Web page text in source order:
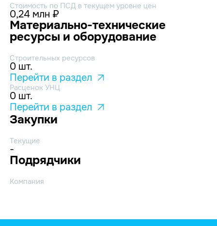
Стоимость по ПСД в текущем уровне цен
0,24 млн ₽
Материально-технические
ресурсы и оборудование
Строительных ресурсов
0 шт.
Перейти в раздел
Расценок УНЦ
0 шт.
Перейти в раздел
Закупки
Текущие
-
Подрядчики
Компания